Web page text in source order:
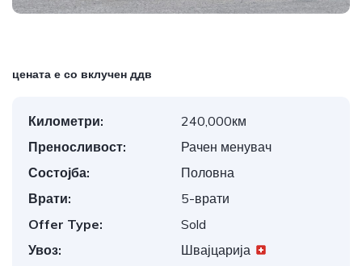
цената е со вклучен ддв
Километри:
240,000км
Преносливост:
Рачен менувач
Состојба:
Половна
Врати:
5-врати
Offer Type:
Sold
Увоз:
Швајцарија